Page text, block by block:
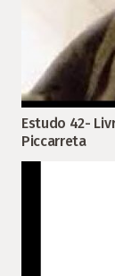
Estudo 42-
Piccarreta